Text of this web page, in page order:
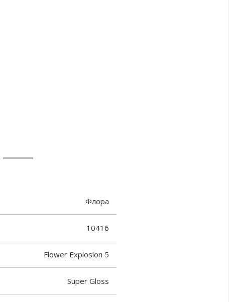
Флора
10416
Flower Explosion 5
Super Gloss